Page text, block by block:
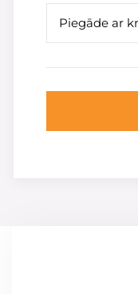
Piegāde ar